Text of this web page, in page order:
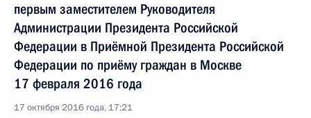
первым заместителем Руководителя
Администрации Президента Российской
Федерации в Приёмной Президента Российской
Федерации по приёму граждан в Москве
17 февраля 2016 года
17 октября 2016 года, 17:21